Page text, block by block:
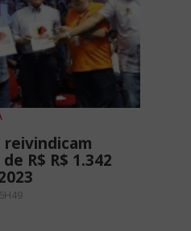
reivindicam
R$ R$ 1.342